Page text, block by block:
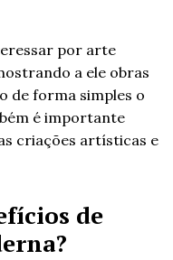
por arte
a ele obras
de forma simples o
é importante
criações artísticas e
de